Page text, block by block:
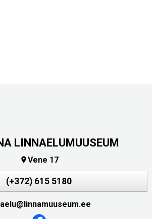
LINNAELUMUUSEUM
Vene 17
(+372) 615 5180